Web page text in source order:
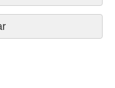
sobre cookies